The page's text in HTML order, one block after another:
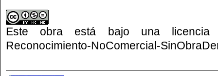
Este obra está bajo una
Reconocimiento-NoComercial-